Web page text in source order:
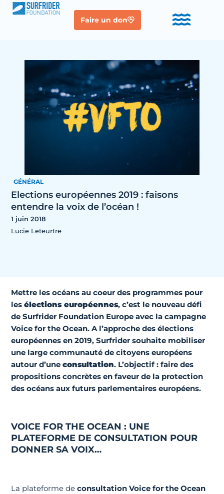
Faire un don
GÉNÉRAL
Elections européennes 2019 : faisons
entendre la voix de l’océan !
1 juin 2018
Lucie Leteurtre
Mettre les océans au coeur des programmes pour
lesélections européennes, c’est le nouveau défi
de Surfrider Foundation Europe avec la campagne
Voice for the Ocean. A l’approche des élections
européennes en 2019, Surfrider souhaite mobiliser
une large communauté de citoyens européens
autour d’uneconsultation. L’objectif : faire des
propositions concrètes en faveur de la protection
des océans aux futurs parlementaires européens.
VOICE FOR THE OCEAN : UNE
PLATEFORME DE CONSULTATION POUR
DONNER SA VOIX…
La plateforme deconsultation Voice for the Ocean